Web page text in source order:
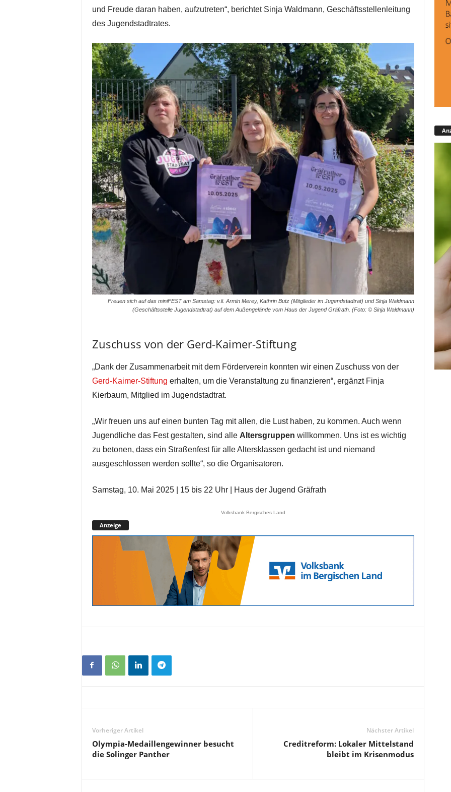
und Freude daran haben, aufzutreten“, berichtet Sinja Waldmann, Geschäftsstellenleitung
des Jugendstadtrates.
Freuen sich auf das miniFEST am Samstag: v.li. Armin Merey, Kathrin Butz (Mitglieder im Jugendstadtrat) und Sinja Waldmann
(Geschäftsstelle Jugendstadtrat) auf dem Außengelände vom Haus der Jugend Gräfrath. (Foto: © Sinja Waldmann)
Zuschuss von der Gerd-Kaimer-Stiftung
„Dank der Zusammenarbeit mit dem Förderverein konnten wir einen Zuschuss von der
Gerd-Kaimer-Stiftung erhalten, um die Veranstaltung zu finanzieren“, ergänzt Finja
Kierbaum, Mitglied im Jugendstadtrat.
„Wir freuen uns auf einen bunten Tag mit allen, die Lust haben, zu kommen. Auch wenn
Jugendliche das Fest gestalten, sind alle Altersgruppen willkommen. Uns ist es wichtig
zu betonen, dass ein Straßenfest für alle Altersklassen gedacht ist und niemand
ausgeschlossen werden sollte“, so die Organisatoren.
Samstag, 10. Mai 2025 | 15 bis 22 Uhr | Haus der Jugend Gräfrath
Volksbank Bergisches Land
Anzeige
Vorheriger Artikel
Olympia-Medaillengewinner besucht
die Solinger Panther
Nächster Artikel
Creditreform: Lokaler Mittelstand
bleibt im Krisenmodus